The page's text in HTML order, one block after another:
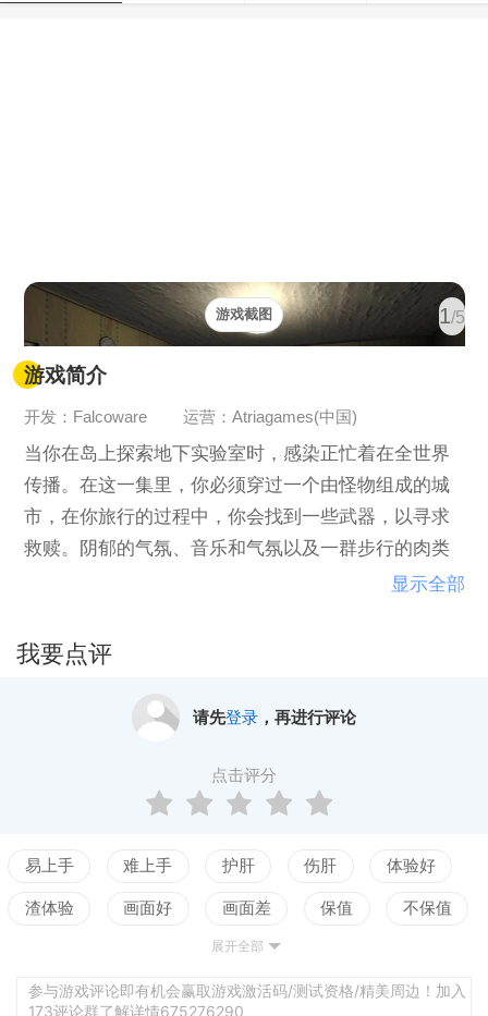
1/5
游戏截图
游戏简介
开发：Falcoware 运营：Atriagames(中国)
当你在岛上探索地下实验室时，感染正忙着在全世界
传播。在这一集里，你必须穿过一个由怪物组成的城
市，在你旅行的过程中，你会找到一些武器，以寻求
救赎。阴郁的气氛、音乐和气氛以及一群步行的肉类
显示全部
我要点评
请先登录，再进行评论
点击评分
易上手 难上手 护肝 伤肝 体验好
渣体验 画面好 画面差 保值 不保值
测试
展开全部
参与游戏评论即有机会赢取游戏激活码/测试资格/精美周边！加入
173评论群了解详情675276290